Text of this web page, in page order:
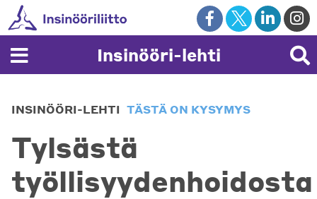
Skip
to
content
Insinööri-lehti
INSINÖÖRI-LEHTI TÄSTÄ ON KYSYMYS
Tylsästä
työllisyydenhoidosta